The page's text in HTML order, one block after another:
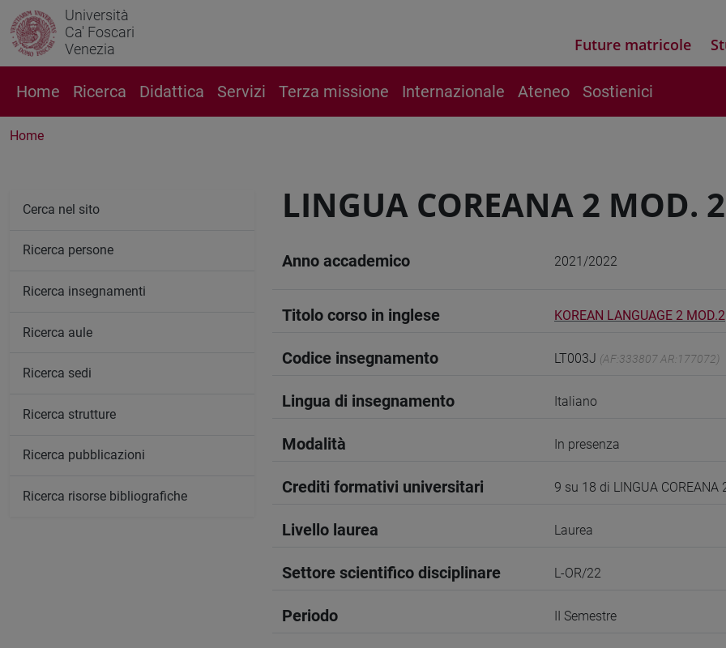
Università
Ca' Foscari
Venezia
Future matricole
Home Ricerca Didattica Servizi Terza missione Internazionale Ateneo Sostienici
Home
LINGUA COREANA 2 MOD. 2
Anno accademico 2021/2022
Titolo corso in inglese KOREAN LANGUAGE 2 MOD.2
Codice insegnamento LT003J (AF:333807 AR:177072)
Lingua di insegnamento Italiano
Modalità In presenza
Crediti formativi universitari 9 su 18 di LINGUA COREANA
Livello laurea Laurea
Settore scientifico disciplinare L-OR/22
Periodo II Semestre
Cerca nel sito
Ricerca persone
Ricerca insegnamenti
Ricerca aule
Ricerca sedi
Ricerca strutture
Ricerca pubblicazioni
Ricerca risorse bibliografiche